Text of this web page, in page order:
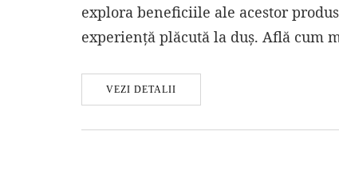
explora beneficiile ale acestor
experiență plăcută la duș. Află cum
VEZI DETALII